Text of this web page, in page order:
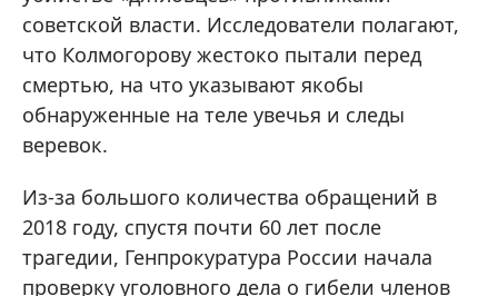
советской власти. Исследователи полагают,
что Колмогорову жестоко пытали перед
смертью, на что указывают якобы
обнаруженные на теле увечья и следы
веревок.
Из-за большого количества обращений в
2018 году, спустя почти 60 лет после
трагедии, Генпрокуратура России начала
проверку уголовного дела о гибели членов